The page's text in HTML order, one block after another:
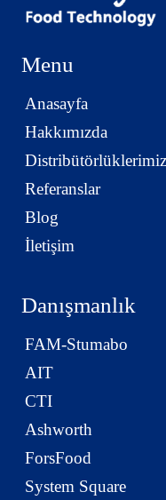
Menu
Anasayfa
Hakkımızda
Distribütörlüklerimiz
Referanslar
Blog
İletişim
Danışmanlık
FAM-Stumabo
AIT
CTI
Ashworth
ForsFood
System Square